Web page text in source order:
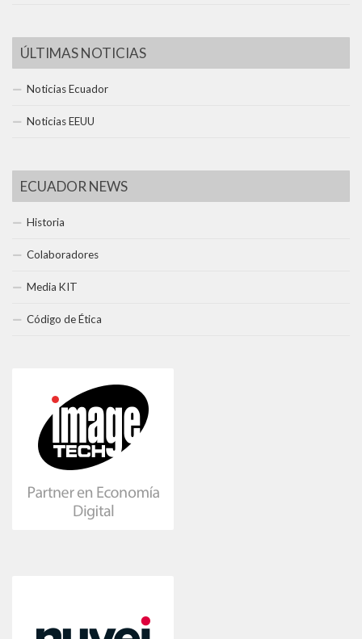
ÚLTIMAS NOTICIAS
Noticias Ecuador
Noticias EEUU
ECUADOR NEWS
Historia
Colaboradores
Media KIT
Código de Ética